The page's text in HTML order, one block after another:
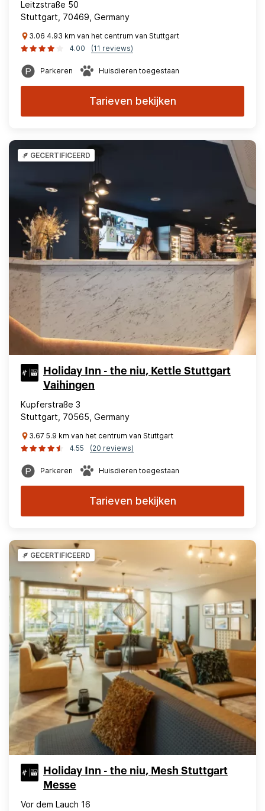
Leitzstraße 50
Stuttgart, 70469, Germany
3.06 4.93 km van het centrum van Stuttgart
4.00
(11 reviews)
Parkeren Huisdieren toegestaan
Tarieven bekijken
GECERTIFICEERD
Holiday Inn - the niu, Kettle Stuttgart
Vaihingen
Kupferstraße 3
Stuttgart, 70565, Germany
3.67 5.9 km van het centrum van Stuttgart
4.55
(20 reviews)
Parkeren Huisdieren toegestaan
Tarieven bekijken
GECERTIFICEERD
Holiday Inn - the niu, Mesh Stuttgart
Messe
Vor dem Lauch 16